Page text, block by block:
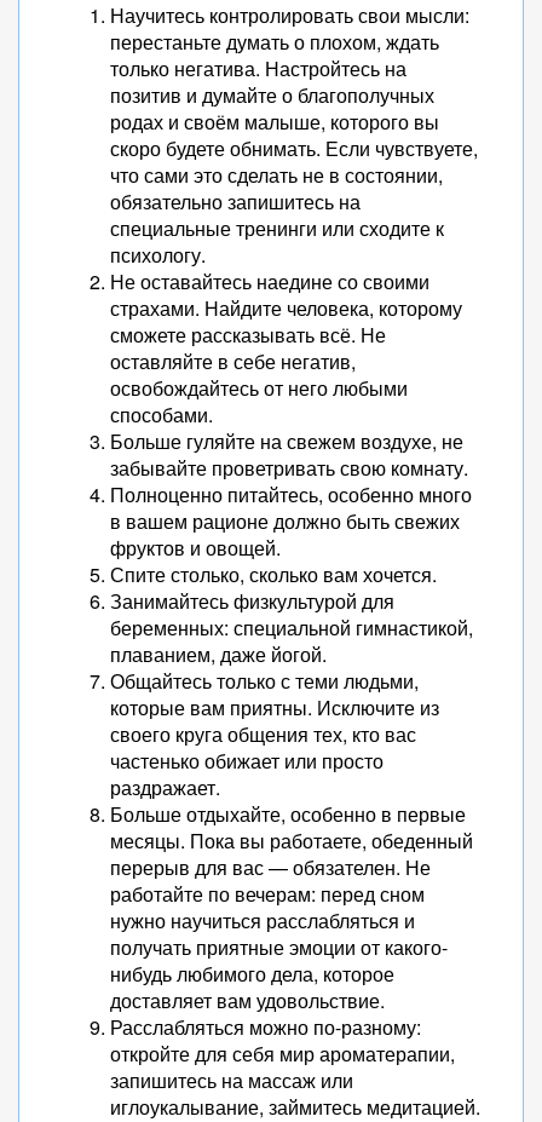
Научитесь контролировать свои мысли:
перестаньте думать о плохом, ждать
только негатива. Настройтесь на
позитив и думайте о благополучных
родах и своём малыше, которого вы
скоро будете обнимать. Если чувствуете,
что сами это сделать не в состоянии,
обязательно запишитесь на
специальные тренинги или сходите к
психологу.
Не оставайтесь наедине со своими
страхами. Найдите человека, которому
сможете рассказывать всё. Не
оставляйте в себе негатив,
освобождайтесь от него любыми
способами.
Больше гуляйте на свежем воздухе, не
забывайте проветривать свою комнату.
Полноценно питайтесь, особенно много
в вашем рационе должно быть свежих
фруктов и овощей.
Спите столько, сколько вам хочется.
Занимайтесь физкультурой для
беременных: специальной гимнастикой,
плаванием, даже йогой.
Общайтесь только с теми людьми,
которые вам приятны. Исключите из
своего круга общения тех, кто вас
частенько обижает или просто
раздражает.
Больше отдыхайте, особенно в первые
месяцы. Пока вы работаете, обеденный
перерыв для вас — обязателен. Не
работайте по вечерам: перед сном
нужно научиться расслабляться и
получать приятные эмоции от какого-
нибудь любимого дела, которое
доставляет вам удовольствие.
Расслабляться можно по-разному:
откройте для себя мир ароматерапии,
запишитесь на массаж или
иглоукалывание, займитесь медитацией.